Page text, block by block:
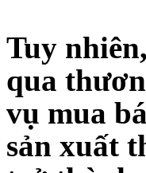
Tuy
qua
vụ mua
sản xuất